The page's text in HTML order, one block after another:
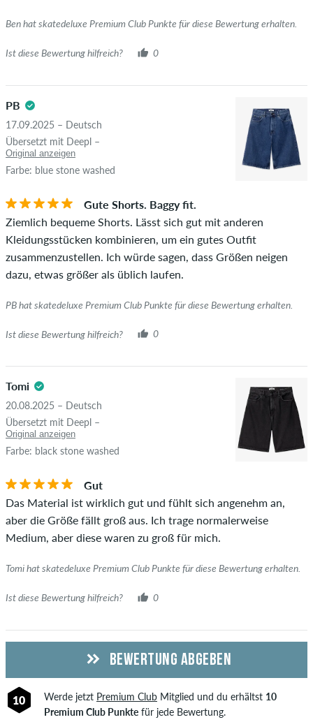
wirklich besitzen oder besessen haben.
Ben hat skatedeluxe Premium Club Punkte für diese Bewertung erhalten.
Ist diese Bewertung hilfreich? 0
PB
17.09.2025 – Deutsch
Übersetzt mit Deepl –
Original anzeigen
Farbe: blue stone washed
Gute Shorts. Baggy fit.
Ziemlich bequeme Shorts. Lässt sich gut mit anderen
Kleidungsstücken kombinieren, um ein gutes Outfit
zusammenzustellen. Ich würde sagen, dass Größen neigen
dazu, etwas größer als üblich laufen.
PB hat skatedeluxe Premium Club Punkte für diese Bewertung erhalten.
Ist diese Bewertung hilfreich? 0
Tomi
20.08.2025 – Deutsch
Übersetzt mit Deepl –
Original anzeigen
Farbe: black stone washed
Gut
Das Material ist wirklich gut und fühlt sich angenehm an,
aber die Größe fällt groß aus. Ich trage normalerweise
Medium, aber diese waren zu groß für mich.
Tomi hat skatedeluxe Premium Club Punkte für diese Bewertung erhalten.
Ist diese Bewertung hilfreich? 0
BEWERTUNG ABGEBEN
10 Werde jetzt Premium ClubMitglied und du erhältst 10
Premium Club Punktefür jede Bewertung.